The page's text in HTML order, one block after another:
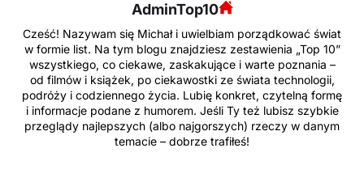
AdminTop10
Cześć! Nazywam się Michał i uwielbiam porządkować świat
w formie list. Na tym blogu znajdziesz zestawienia „Top 10”
wszystkiego, co ciekawe, zaskakujące i warte poznania –
od filmów i książek, po ciekawostki ze świata technologii,
podróży i codziennego życia. Lubię konkret, czytelną formę
i informacje podane z humorem. Jeśli Ty też lubisz szybkie
przeglądy najlepszych (albo najgorszych) rzeczy w danym
temacie – dobrze trafiłeś!